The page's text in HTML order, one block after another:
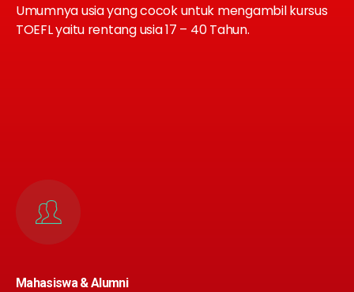
Umumnya usia yang cocok untuk mengambil kursus
TOEFL yaitu rentang usia 17 – 40 Tahun.
Mahasiswa & Alumni